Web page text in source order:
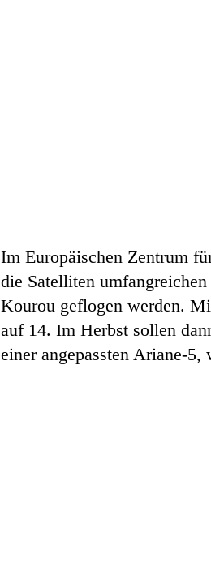
Im Europäischen Zentrum
die Satelliten
Kourou geflogen werden.
auf 14. Im Herbst sollen
einer angepassten Ariane-